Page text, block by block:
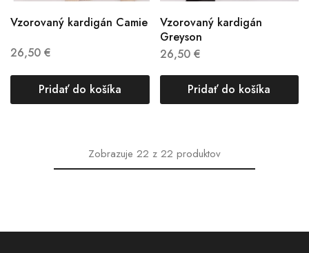
Vzorovaný kardigán Camie
26,50 €
Pridať do košíka
Vzorovaný kardigán
Greyson
26,50 €
Pridať do košíka
Zobrazuje 22 z 22 produktov